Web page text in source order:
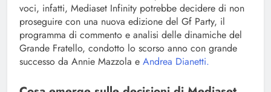
voci, infatti, Mediaset Infinity potrebbe decidere di non
proseguire con una nuova edizione del Gf Party, il
programma di commento e analisi delle dinamiche del
Grande Fratello, condotto lo scorso anno con grande
successo da Annie Mazzola e Andrea Dianetti.